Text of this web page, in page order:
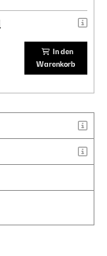
In den
Warenkorb